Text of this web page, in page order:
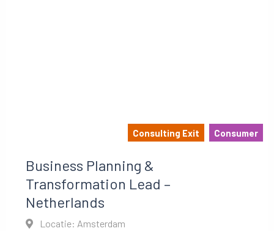
Consulting Exit Consumer
Business Planning &
Transformation Lead –
Netherlands
Locatie: Amsterdam